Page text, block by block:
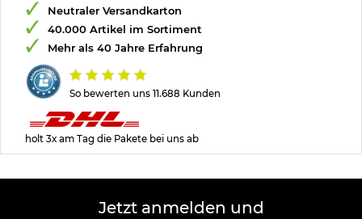
So bewerten uns 11.688 Kunden
Neutraler Versandkarton
40.000 Artikel im Sortiment
Mehr als 40 Jahre Erfahrung
holt 3x am Tag die Pakete bei uns ab
Jetzt anmelden und